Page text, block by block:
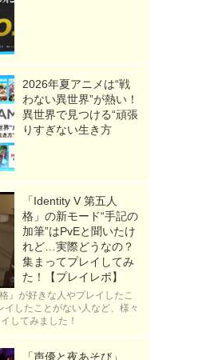
2026年夏アニメは“戦
わない異世界”が熱い！
異世界で見つける“頑張
りすぎない生き方
「Identity V 第五人
格」の新モード“手記の
加筆”はPvEと聞いたけ
れど…実際どうなの？
集まってプレイしてみ
た！【プレイレポ】
』が好きな人やプレイしたこ
イしたことがない人など、様々
してみました！
「声優と夜あそび」